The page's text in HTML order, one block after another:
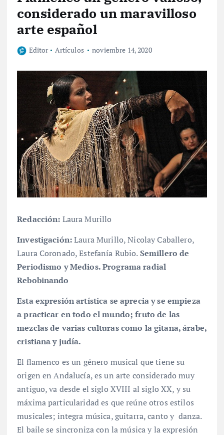
considerado un maravilloso
arte español
Editor Artículos noviembre 14, 2020
Redacción: Laura Murillo
Investigación:Laura Murillo, Nicolay Caballero,
Laura Coronado, Estefanía Rubio.Semillero de
Periodismo y Medios. Programa radial
Rebobinando
Esta expresión artística se aprecia y se empieza
a practicar en todo el mundo; fruto de las
mezclas de varias culturas como la gitana, árabe,
cristiana y judía.
El flamenco es un género musical que tiene su
origen en Andalucía, es un arte considerado muy
antiguo, va desde el siglo XVIII al siglo XX, y su
máxima particularidad es que reúne otros estilos
musicales; integra música, guitarra, canto y danza.
El baile se sincroniza con la música y la expresión